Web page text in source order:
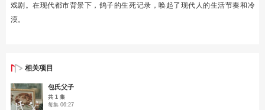
戏剧。在现代都市背景下，鸽子的生死记录，唤起了现代人的生活节奏和冷
漠。
相关项目
包氏父子
共 1 集
每集 06:27